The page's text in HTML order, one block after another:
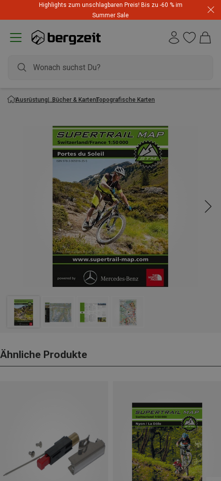
Highlights zum unschlagbaren Preis! Bis zu -60 % im
Summer Sale
Ausrüstung Bücher & KartenTopografische Karten
Ähnliche Produkte